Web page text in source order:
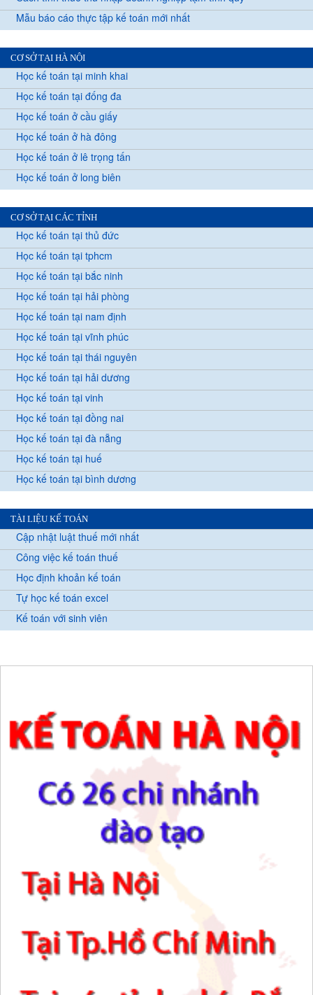
Mẫu báo cáo thực tập kế toán mới nhất
CƠ SỞ TẠI HÀ NỘI
Học kế toán tại minh khai
Học kế toán tại đống đa
Học kế toán ở cầu giấy
Học kế toán ở hà đông
Học kế toán ở lê trọng tấn
Học kế toán ở long biên
CƠ SỞ TẠI CÁC TỈNH
Học kế toán tại thủ đức
Học kế toán tại tphcm
Học kế toán tại bắc ninh
Học kế toán tại hải phòng
Học kế toán tại nam định
Học kế toán tại vĩnh phúc
Học kế toán tại thái nguyên
Học kế toán tại hải dương
Học kế toán tại vinh
Học kế toán tại đồng nai
Học kế toán tại đà nẵng
Học kế toán tại huế
Học kế toán tại bình dương
TÀI LIỆU KẾ TOÁN
Cập nhật luật thuế mới nhất
Công việc kế toán thuế
Học định khoản kế toán
Tự học kế toán excel
Kế toán với sinh viên